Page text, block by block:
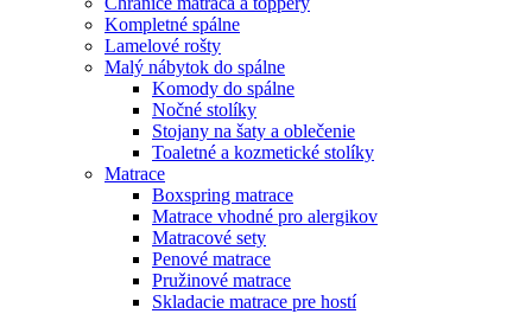
Kompletné spálne
Lamelové rošty
Malý nábytok do spálne
Komody do spálne
Nočné stolíky
Stojany na šaty a oblečenie
Toaletné a kozmetické stolíky
Matrace
Boxspring matrace
Matrace vhodné pro alergikov
Matracové sety
Penové matrace
Pružinové matrace
Skladacie matrace pre hostí